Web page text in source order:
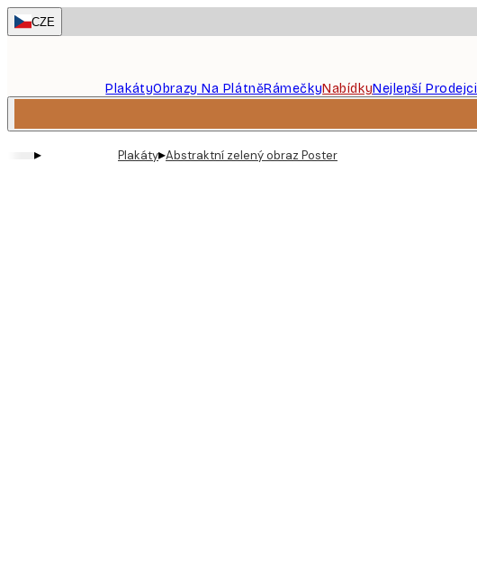
Skip
to
CZE
PlakátyObrazy Na PlátněRámečkyNabídkyNejlepší Prodejci
▸ Plakáty▸Abstraktní zelený obraz Poster